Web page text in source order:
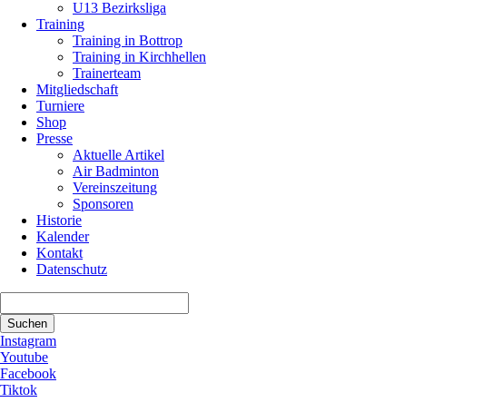
U13 Bezirksliga
Training
Training in Bottrop
Training in Kirchhellen
Trainerteam
Mitgliedschaft
Turniere
Shop
Presse
Aktuelle Artikel
Air Badminton
Vereinszeitung
Sponsoren
Historie
Kalender
Kontakt
Datenschutz
Suchen
Instagram
Youtube
Facebook
Tiktok